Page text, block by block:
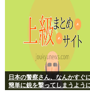
日本の警察さん、なんかすぐ
簡単に銃を撃ってしまうよう